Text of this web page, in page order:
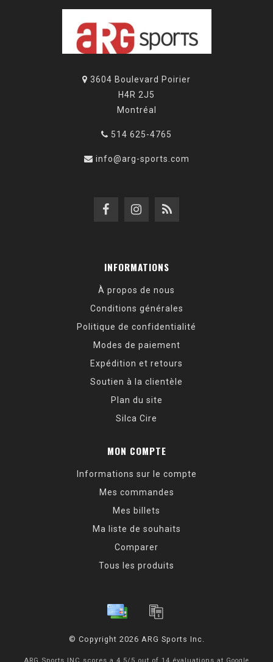
3604 Boulevard Poirier
H4R 2J5
Montréal
514 625-4765
info@arg-sports.com
INFORMATIONS
À propos de nous
Conditions générales
Politique de confidentialité
Modes de paiement
Expédition et retours
Soutien à la clientèle
Plan du site
Silca Cire
MON COMPTE
Informations sur le compte
Mes commandes
Mes billets
Ma liste de souhaits
Comparer
Tous les produits
© Copyright 2026 ARG Sports Inc.
Google